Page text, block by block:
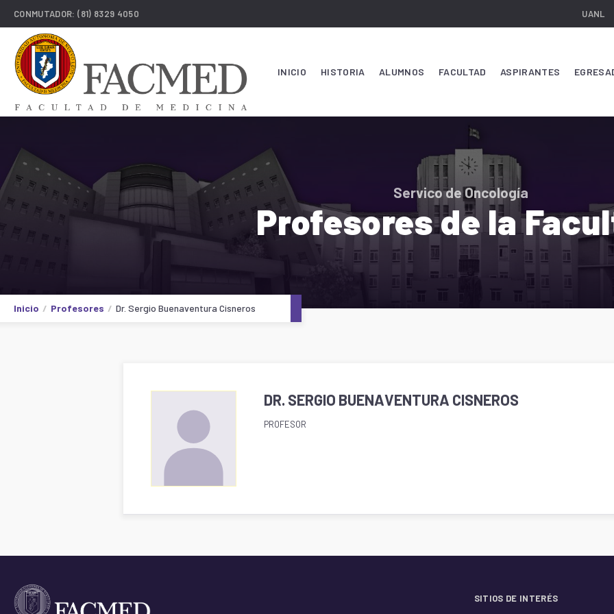
CONMUTADOR:(81) 8329 4050 UANL
INICIO HISTORIA ALUMNOS FACULTAD ASPIRANTES
Servico de Oncología
Profesores de la
Inicio Profesores Dr. Sergio Buenaventura Cisneros
DR. SERGIO BUENAVENTURA CISNEROS
PROFESOR
SITIOS DE INTERÉS